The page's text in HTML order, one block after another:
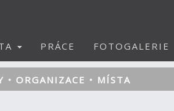
PRÁCE FOTOGALERIE
• ORGANIZACE • MÍSTA